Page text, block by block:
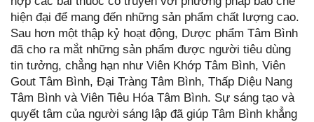
hiện đại để mang đến những sản phẩm chất lượng cao.
Sau hơn một thập kỷ hoạt động, Dược phẩm Tâm Bình
đã cho ra mắt những sản phẩm được người tiêu dùng
tin tưởng, chẳng hạn như Viên Khớp Tâm Bình, Viên
Gout Tâm Bình, Đại Tràng Tâm Bình, Thấp Diệu Nang
Tâm Bình và Viên Tiêu Hóa Tâm Bình. Sự sáng tạo và
quyết tâm của người sáng lập đã giúp Tâm Bình khẳng